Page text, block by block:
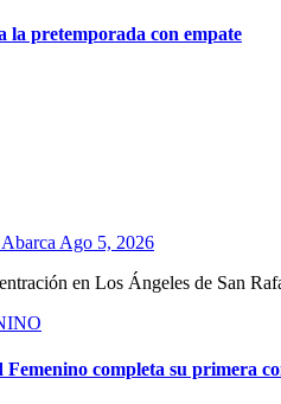
la pretemporada con empate
Ago 5, 2026
en Los Ángeles de San
completa su primera